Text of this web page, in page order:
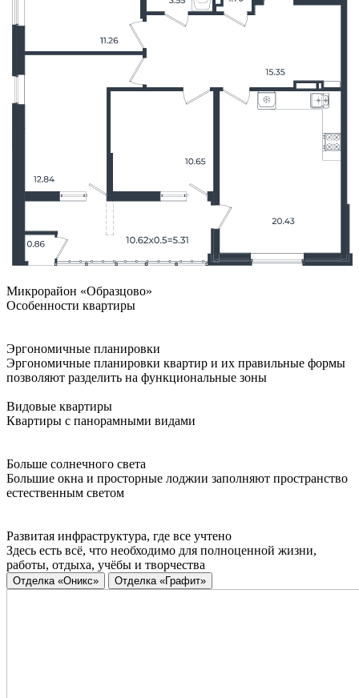
Микрорайон «Образцово»
Особенности квартиры
Эргономичные планировки
Эргономичные планировки квартир и их правильные формы
позволяют разделить на функциональные зоны
Видовые квартиры
Квартиры с панорамными видами
Больше солнечного света
Большие окна и просторные лоджии заполняют пространство
естественным светом
Развитая инфраструктура, где все учтено
Здесь есть всё, что необходимо для полноценной жизни,
работы, отдыха, учёбы и творчества
Отделка «Оникс» Отделка «Графит»